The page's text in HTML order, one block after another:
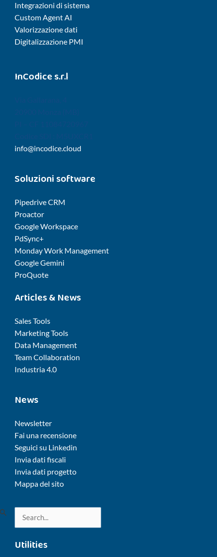
Integrazioni di sistema
Custom Agent AI
Valorizzazione dati
Digitalizzazione PMI
InCodice s.r.l
info@incodice.cloud
Soluzioni software
Pipedrive CRM
Proactor
Google Workspace
PdSync+
Monday Work Management
Google Gemini
ProQuote
Articles & News
Sales Tools
Marketing Tools
Data Management
Team Collaboration
Industria 4.0
News
Newsletter
Fai una recensione
Seguici su Linkedin
Invia dati fiscali
Invia dati progetto
Mappa del sito
Utilities